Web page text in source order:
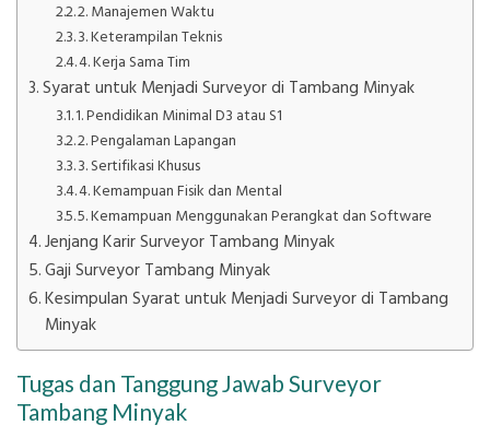
2. Manajemen Waktu
3. Keterampilan Teknis
4. Kerja Sama Tim
Syarat untuk Menjadi Surveyor di Tambang Minyak
1. Pendidikan Minimal D3 atau S1
2. Pengalaman Lapangan
3. Sertifikasi Khusus
4. Kemampuan Fisik dan Mental
5. Kemampuan Menggunakan Perangkat dan Software
Jenjang Karir Surveyor Tambang Minyak
Gaji Surveyor Tambang Minyak
Kesimpulan Syarat untuk Menjadi Surveyor di Tambang
Minyak
Tugas dan Tanggung Jawab Surveyor
Tambang Minyak